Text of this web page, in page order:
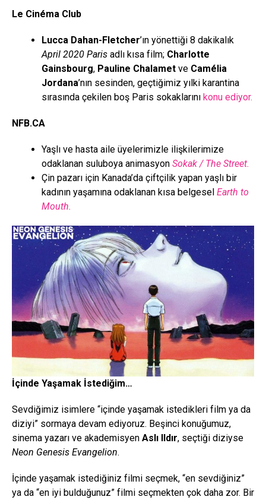
Le Cinéma Club
Lucca Dahan-Fletcher’ın yönettiği 8 dakikalık
April 2020 Paris adlı kısa film; Charlotte
Gainsbourg, Pauline Chalamet ve Camélia
Jordana’nın sesinden, geçtiğimiz yılki karantina
sırasında çekilen boş Paris sokaklarını konu ediyor.
NFB.CA
Yaşlı ve hasta aile üyelerimizle ilişkilerimize
odaklanan suluboya animasyon Sokak / The Street.
Çin pazarı için Kanada’da çiftçilik yapan yaşlı bir
kadının yaşamına odaklanan kısa belgesel Earth to
Mouth.
İçinde Yaşamak İstediğim…
Sevdiğimiz isimlere “içinde yaşamak istedikleri film ya da
diziyi” sormaya devam ediyoruz. Beşinci konuğumuz,
sinema yazarı ve akademisyen Aslı Ildır, seçtiği diziyse
Neon Genesis Evangelion.
İçinde yaşamak istediğiniz filmi seçmek, “en sevdiğiniz”
ya da “en iyi bulduğunuz” filmi seçmekten çok daha zor. Bir